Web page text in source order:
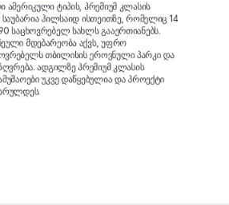
ამერიკული ტიპის, პრემიუმ კლასის
საუბარია ჰილსაიდ ისთეითზე, რომელიც 14
საცხოვრებელ სახლს გააერთიანებს.
მდებარეობა აქვს, უფრო
თბილისის ეროვნული პარკი და
ადგილზე პრემიუმ კლასის
უკვე დაწყებულია და პროექტი